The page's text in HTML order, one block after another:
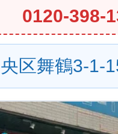
0120-398-
区舞鶴3-1-